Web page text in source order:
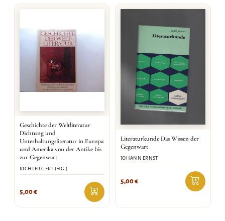
Geschichte der Weltliteratur
Dichtung und
Unterhaltungsliteratur in Europa
und Amerika von der Antike bis
zur Gegenwart
RICHTER GERT (HG.)
5,00€
Literaturkunde Das Wissen der
Gegenwart
JOHANN ERNST
5,00€